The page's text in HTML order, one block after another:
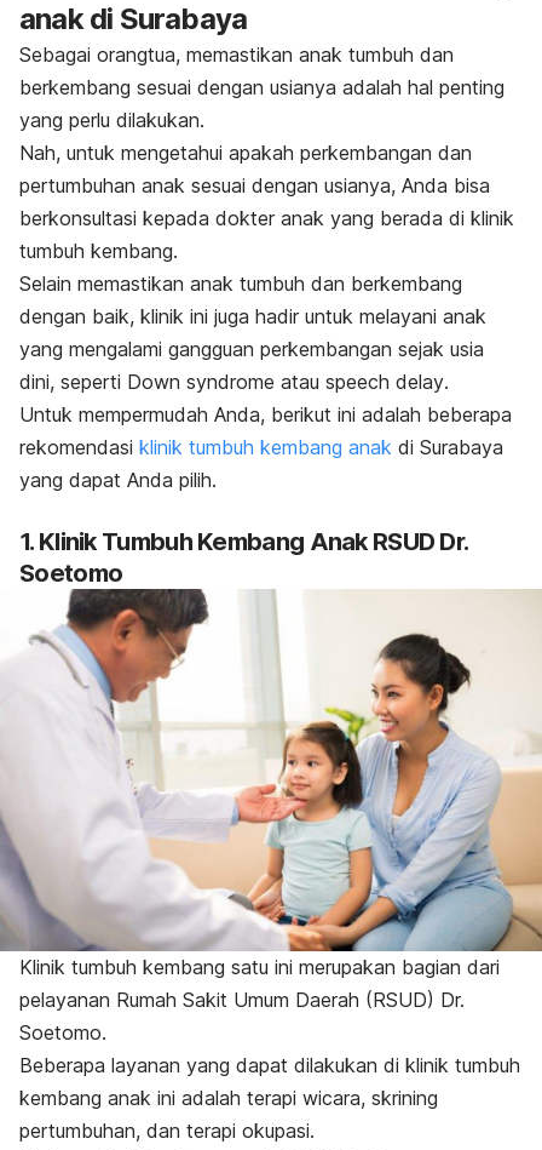
anak di Surabaya
Sebagai orangtua, memastikan anak tumbuh dan
berkembang sesuai dengan usianya adalah hal penting
yang perlu dilakukan.
Nah, untuk mengetahui apakah perkembangan dan
pertumbuhan anak sesuai dengan usianya, Anda bisa
berkonsultasi kepada dokter anak yang berada di klinik
tumbuh kembang.
Selain memastikan anak tumbuh dan berkembang
dengan baik, klinik ini juga hadir untuk melayani anak
yang mengalami gangguan perkembangan sejak usia
dini, seperti Down syndrome atau speech delay.
Untuk mempermudah Anda, berikut ini adalah beberapa
rekomendasi klinik tumbuh kembang anak di Surabaya
yang dapat Anda pilih.
1. Klinik Tumbuh Kembang Anak RSUD Dr.
Soetomo
Klinik tumbuh kembang satu ini merupakan bagian dari
pelayanan Rumah Sakit Umum Daerah (RSUD) Dr.
Soetomo.
Beberapa layanan yang dapat dilakukan di klinik tumbuh
kembang anak ini adalah terapi wicara, skrining
pertumbuhan, dan terapi okupasi.